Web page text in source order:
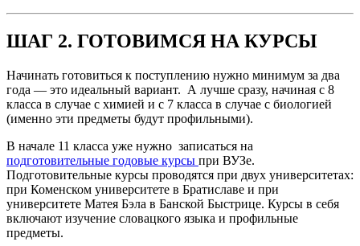
ШАГ 2. ГОТОВИМСЯ НА КУРСЫ
Начинать готовиться к поступлению нужно минимум за два
года — это идеальный вариант. А лучше сразу, начиная с 8
класса в случае с химией и с 7 класса в случае с биологией
(именно эти предметы будут профильными).
В начале 11 класса уже нужно записаться на
подготовительные годовые курсы при ВУЗе.
Подготовительные курсы проводятся при двух университетах:
при Коменском университете в Братиславе и при
университете Матея Бэла в Банской Быстрице. Курсы в себя
включают изучение словацкого языка и профильные
предметы.